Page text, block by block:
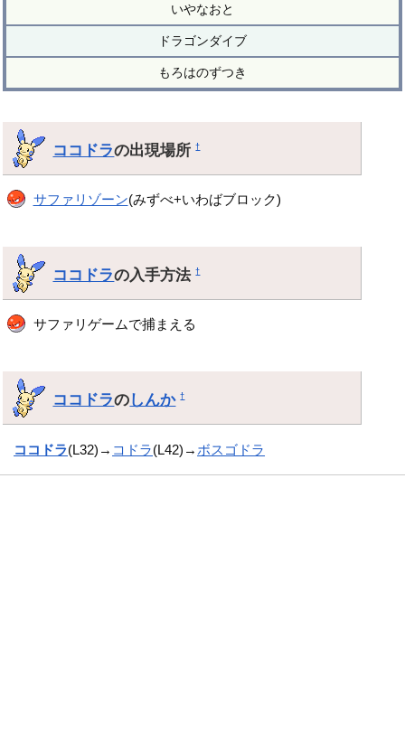
いやなおと
ドラゴンダイブ
もろはのずつき
ココドラの出現場所†
サファリゾーン(みずべ+いわばブロック)
ココドラの入手方法†
サファリゲームで捕まえる
ココドラのしんか †
ココドラ(L32)→ コドラ(L42)→ ボスゴドラ